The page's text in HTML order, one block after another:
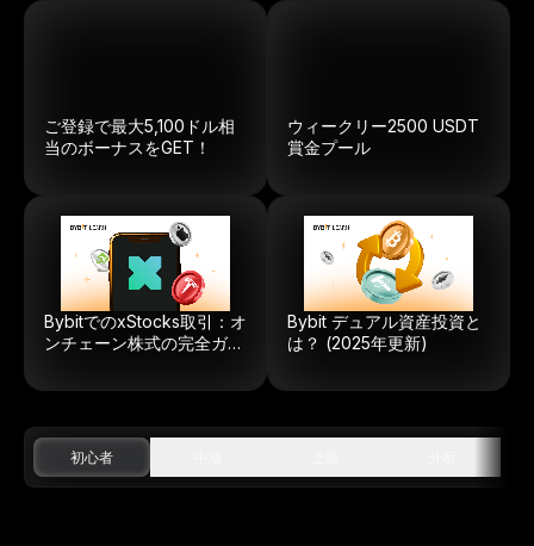
ご登録で最大5,100ドル相
当のボーナスをGET！
ウィークリー2500 USDT
賞金プール
BybitでのxStocks取引：オ
ンチェーン株式の完全ガイ
Bybit デュアル資産投資と
は？ (2025年更新)
初心者